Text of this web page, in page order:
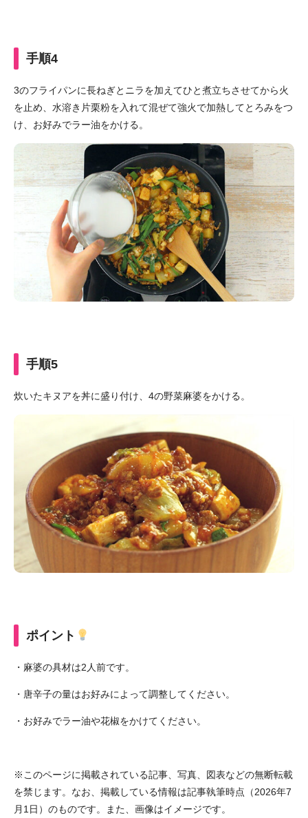
手順4
3のフライパンに長ねぎとニラを加えてひと煮立ちさせてから火
を止め、水溶き片栗粉を入れて混ぜて強火で加熱してとろみをつ
け、お好みでラー油をかける。
手順5
炊いたキヌアを丼に盛り付け、4の野菜麻婆をかける。
ポイント
・麻婆の具材は2人前です。
・唐辛子の量はお好みによって調整してください。
・お好みでラー油や花椒をかけてください。
※このページに掲載されている記事、写真、図表などの無断転載
を禁じます。なお、掲載している情報は記事執筆時点（2026年7
月1日）のものです。また、画像はイメージです。